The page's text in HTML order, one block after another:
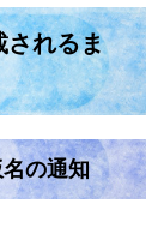
されるま
の通知